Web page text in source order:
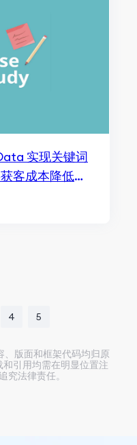
实现关键词
客成本降低
4 5
版面和框架代码均归原
引用均需在明显位置注
究法律责任。